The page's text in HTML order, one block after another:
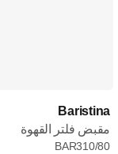
Baristina
مقبض فلتر القهوة
BAR310/80